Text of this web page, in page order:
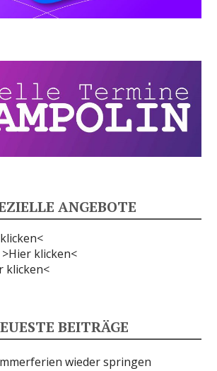
ANGEBOTE
klicken<
klicken<
BEITRÄGE
wieder springen